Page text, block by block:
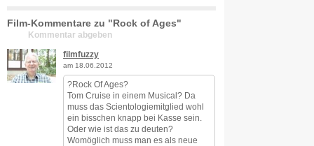
Film-Kommentare zu "Rock of Ages"
Kommentar abgeben
filmfuzzy
am 18.06.2012
?Rock Of Ages?
Tom Cruise in einem Musical? Da
muss das Scientologiemitglied wohl
ein bisschen knapp bei Kasse sein.
Oder wie ist das zu deuten?
Womöglich muss man es als neue